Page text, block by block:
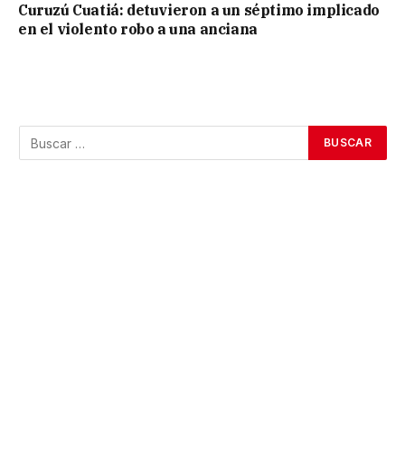
Curuzú Cuatiá: detuvieron a un séptimo implicado
en el violento robo a una anciana